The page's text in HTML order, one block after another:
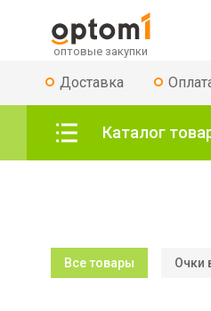
Доставка
Каталог
Все товары Очки